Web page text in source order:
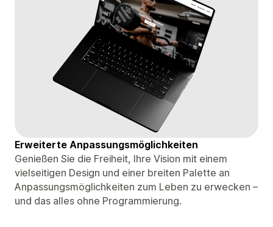
Erweiterte Anpassungsmöglichkeiten
Genießen Sie die Freiheit, Ihre Vision mit einem
vielseitigen Design und einer breiten Palette an
Anpassungsmöglichkeiten zum Leben zu erwecken –
und das alles ohne Programmierung.